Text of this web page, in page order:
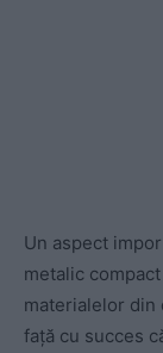
Un aspect
metalic
materialelor din
față cu succes